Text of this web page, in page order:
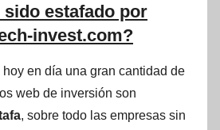
sido estafado por
invest.com?
en día una gran cantidad de
web de inversión son
, sobre todo las empresas sin